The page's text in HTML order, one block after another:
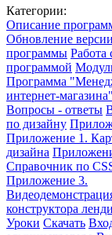
Категории:
Описание
Обновление версии
программы Работа
программой
Программа
интернет-магазина"
Вопросы - ответы
по дизайну
Приложение 1.
дизайна
Справочник по
Приложение 3.
конструктора
Уроки Скачать